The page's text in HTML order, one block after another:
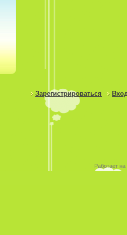
Зарегистрироваться
Работает